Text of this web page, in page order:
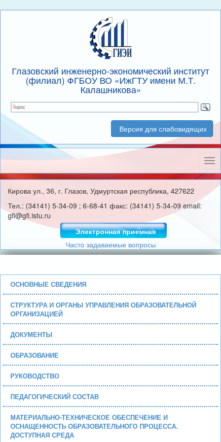
Глазовский инженерно-экономический институт
(филиал) ФГБОУ ВО «ИжГТУ имени М.Т.
Калашникова»
Версия для слабовидящих
Кирова ул., 36, г. Глазов, Удмуртская республика, 427622
Тел.: (34141) 5-34-09 ; 6-68-41 факс: (34141) 5-34-09 email:
gfi@gfi.istu.ru
Электронная приемная
Часто задаваемые вопросы
ОСНОВНЫЕ СВЕДЕНИЯ
СТРУКТУРА И ОРГАНЫ УПРАВЛЕНИЯ ОБРАЗОВАТЕЛЬНОЙ
ОРГАНИЗАЦИЕЙ
ДОКУМЕНТЫ
ОБРАЗОВАНИЕ
РУКОВОДСТВО
ПЕДАГОГИЧЕСКИЙ СОСТАВ
МАТЕРИАЛЬНО-ТЕХНИЧЕСКОЕ ОБЕСПЕЧЕНИЕ И
ОСНАЩЕННОСТЬ ОБРАЗОВАТЕЛЬНОГО ПРОЦЕССА.
ДОСТУПНАЯ СРЕДА